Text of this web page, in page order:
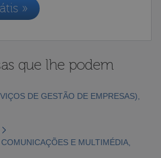
»
que lhe podem
DE GESTÃO DE EMPRESAS),
E MULTIMÉDIA,